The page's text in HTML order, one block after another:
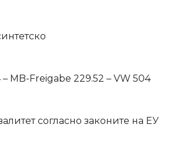
MB-Freigabe 229.52 – VW 504
согласно законите на ЕУ